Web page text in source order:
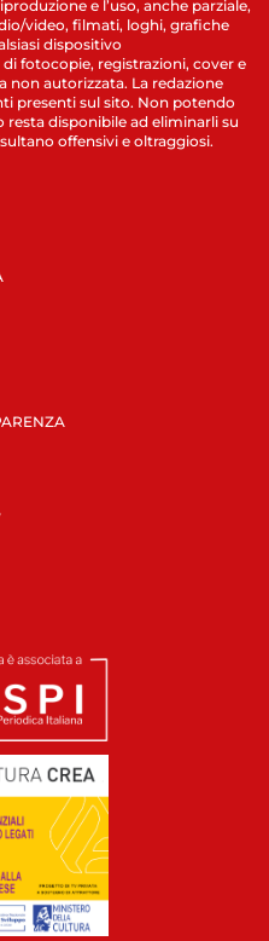
e l’uso, anche parziale,
video, filmati, loghi, grafiche
dispositivo
fotocopie, registrazioni, cover e
non autorizzata. La redazione
presenti sul sito. Non potendo
disponibile ad eliminarli su
offensivi e oltraggiosi.